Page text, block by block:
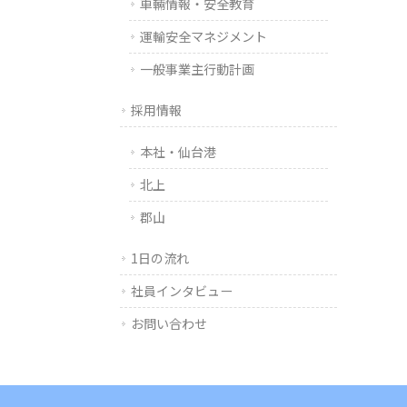
車輛情報・安全教育
運輸安全マネジメント
一般事業主行動計画
採用情報
本社・仙台港
北上
郡山
1日の流れ
社員インタビュー
お問い合わせ